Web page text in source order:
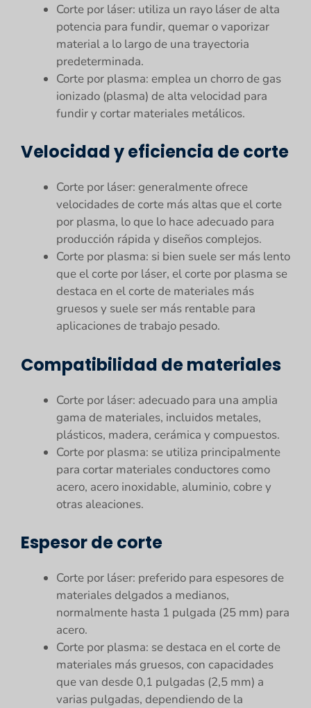
Corte por láser: utiliza un rayo láser de alta
potencia para fundir, quemar o vaporizar
material a lo largo de una trayectoria
predeterminada.
Corte por plasma: emplea un chorro de gas
ionizado (plasma) de alta velocidad para
fundir y cortar materiales metálicos.
Velocidad y eficiencia de corte
Corte por láser: generalmente ofrece
velocidades de corte más altas que el corte
por plasma, lo que lo hace adecuado para
producción rápida y diseños complejos.
Corte por plasma: si bien suele ser más lento
que el corte por láser, el corte por plasma se
destaca en el corte de materiales más
gruesos y suele ser más rentable para
aplicaciones de trabajo pesado.
Compatibilidad de materiales
Corte por láser: adecuado para una amplia
gama de materiales, incluidos metales,
plásticos, madera, cerámica y compuestos.
Corte por plasma: se utiliza principalmente
para cortar materiales conductores como
acero, acero inoxidable, aluminio, cobre y
otras aleaciones.
Espesor de corte
Corte por láser: preferido para espesores de
materiales delgados a medianos,
normalmente hasta 1 pulgada (25 mm) para
acero.
Corte por plasma: se destaca en el corte de
materiales más gruesos, con capacidades
que van desde 0,1 pulgadas (2,5 mm) a
varias pulgadas, dependiendo de la